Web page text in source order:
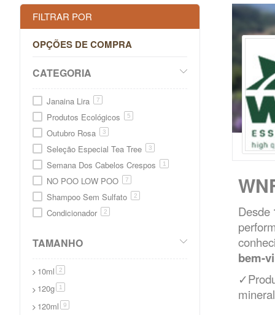
Desde
bem-
FILTRAR POR
OPÇÕES DE COMPRA
CATEGORIA
Janaina Lira 7
Produtos Ecológicos 5
Outubro Rosa 3
Seleção Especial Tea Tree 3
Semana Dos Cabelos Crespos 1
NO POO LOW POO 7
Shampoo Sem Sulfato 2
Condicionador 2
Reconstrução Capilar
COSMÉTICOS NATURAIS
Cabelos
Corpo
TAMANHO
10ml 2itens
120g 1
120ml 9itens